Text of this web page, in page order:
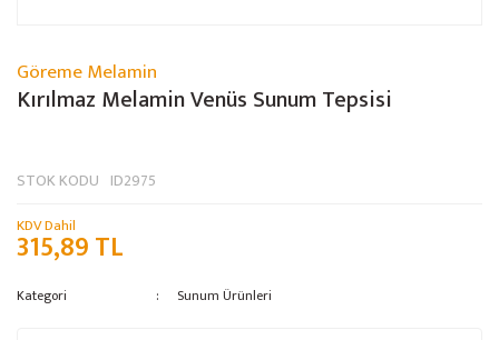
Göreme Melamin
Kırılmaz Melamin Venüs Sunum Tepsisi
STOK KODU ID2975
KDV Dahil
315,89 TL
Kategori Sunum Ürünleri